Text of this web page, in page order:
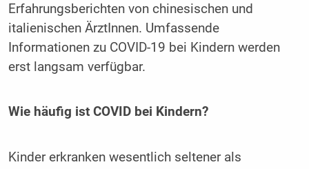
Erfahrungsberichten von chinesischen und
italienischen ÄrztInnen. Umfassende
Informationen zu COVID-19 bei Kindern werden
erst langsam verfügbar.
Wie häufig ist COVID bei Kindern?
Kinder erkranken wesentlich seltener als